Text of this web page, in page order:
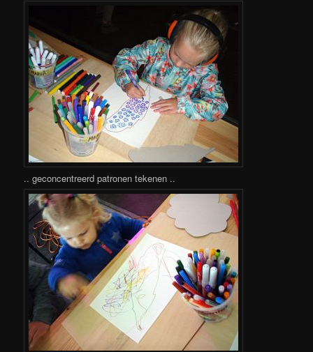
.. geconcentreerd patronen tekenen ..